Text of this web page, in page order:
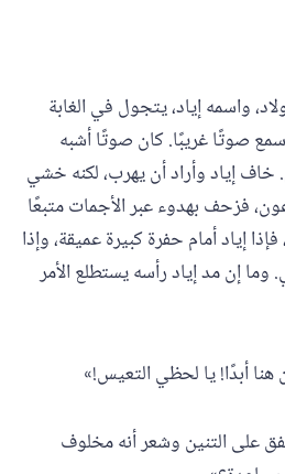
واسمه إياد، يتجول في الغابة
صوتًا غريبًا. كان صوتًا أشبه
خاف إياد وأراد أن يهرب، لكنه خشي
فزحف بهدوء عبر الأجمات متبعًا
إياد أمام حفرة كبيرة عميقة، وإذا
إن مد إياد رأسه يستطلع الأمر
أبدًا! يا لحظي التعيس!»
على التنين وشعر أنه مخلوف